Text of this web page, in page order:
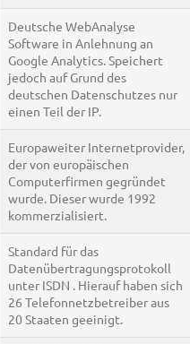
Deutsche WebAnalyse
Software in Anlehnung an
Google Analytics. Speichert
jedoch auf Grund des
deutschen Datenschutzes nur
einen Teil der IP.
Europaweiter Internetprovider,
der von europäischen
Computerfirmen gegründet
wurde. Dieser wurde 1992
kommerzialisiert.
Standard für das
Datenübertragungsprotokoll
unter ISDN . Hierauf haben sich
26 Telefonnetzbetreiber aus
20 Staaten geeinigt.